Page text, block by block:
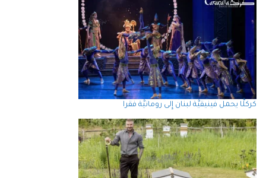
كركلَّا يحمل فينيقيَّة لبنان إِلى رومانيَّة فقرا